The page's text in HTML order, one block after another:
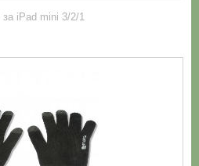
за iPad mini 3/2/1